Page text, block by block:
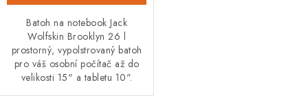
Batoh na notebook Jack
Wolfskin Brooklyn 26 l
prostorný, vypolstrovaný batoh
pro váš osobní počítač až do
velikosti 15" a tabletu 10".